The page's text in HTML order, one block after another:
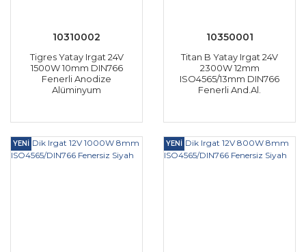
10310002
Tigres Yatay Irgat 24V
1500W 10mm DIN766
Fenerli Anodize
Alüminyum
10350001
Titan B Yatay Irgat 24V
2300W 12mm
ISO4565/13mm DIN766
Fenerli And.Al.
YENİ YENİ